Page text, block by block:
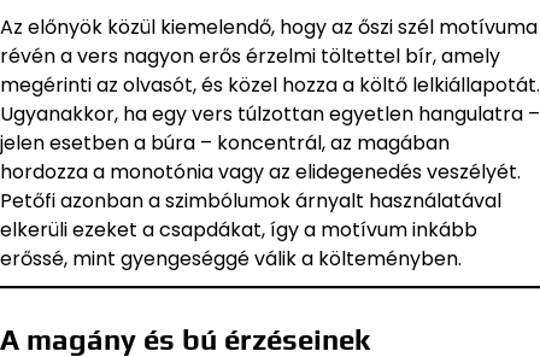
Az előnyök közül kiemelendő, hogy az őszi szél motívuma
révén a vers nagyon erős érzelmi töltettel bír, amely
megérinti az olvasót, és közel hozza a költő lelkiállapotát.
Ugyanakkor, ha egy vers túlzottan egyetlen hangulatra –
jelen esetben a búra – koncentrál, az magában
hordozza a monotónia vagy az elidegenedés veszélyét.
Petőfi azonban a szimbólumok árnyalt használatával
elkerüli ezeket a csapdákat, így a motívum inkább
erőssé, mint gyengeséggé válik a költeményben.
A magány és bú érzéseinek